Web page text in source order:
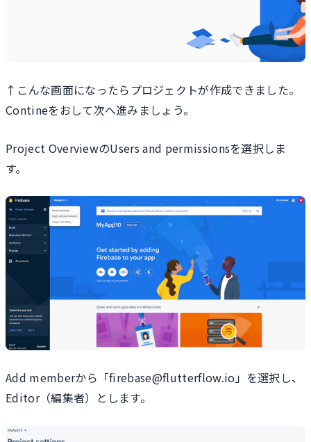
↑こんな画面になったらプロジェクトが作成できました。
Contineをおして次へ進みましょう。
Project OverviewのUsers and permissionsを選択しま
す。
Add memberから「firebase@flutterflow.io」を選択し、
Editor（編集者）とします。